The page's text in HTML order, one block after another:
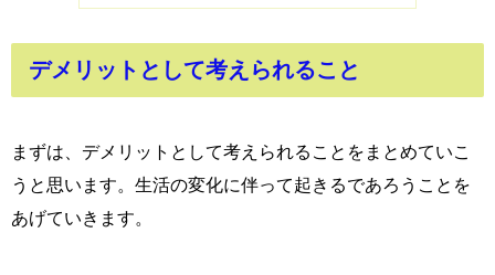
デメリットとして考えられること
まずは、デメリットとして考えられることをまとめていこ
うと思います。生活の変化に伴って起きるであろうことを
あげていきます。